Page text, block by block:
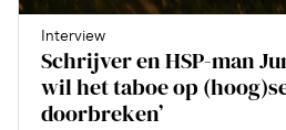
Interview
Schrijver en HSP-man
wil het taboe op
doorbreken’